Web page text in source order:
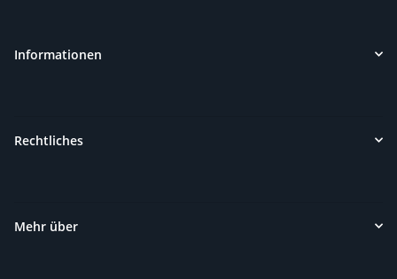
Informationen
Rechtliches
Mehr über